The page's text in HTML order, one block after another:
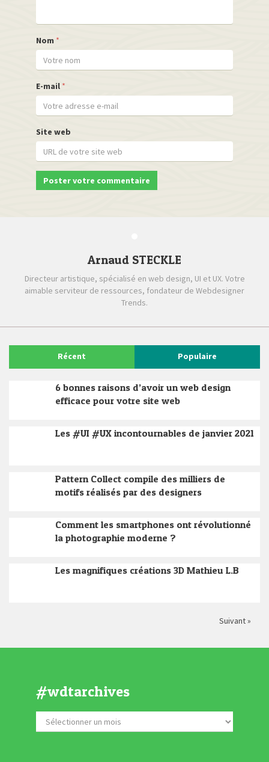
Nom *
E-mail *
Site web
Arnaud STECKLE
Directeur artistique, spécialisé en web design, UI et UX. Votre
aimable serviteur de ressources, fondateur de Webdesigner
Trends.
Récent Populaire
6 bonnes raisons d’avoir un web design
efficace pour votre site web
Les #UI #UX incontournables de janvier 2021
Pattern Collect compile des milliers de
motifs réalisés par des designers
Comment les smartphones ont révolutionné
la photographie moderne ?
Les magnifiques créations 3D Mathieu L.B
Suivant »
#wdtarchives